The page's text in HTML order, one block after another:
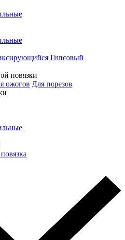
Гипсовый
повязки
ожогов Для порезов